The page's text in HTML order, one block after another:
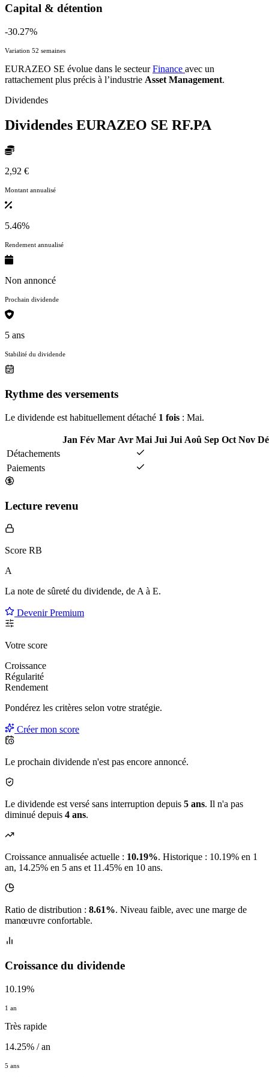
Capital & détention
-30.27%
Variation 52 semaines
EURAZEO SE évolue dans le secteurFinance avec un
rattachement plus précis à l’industrie Asset Management.
Dividendes
Dividendes EURAZEO SE RF.PA
2,92 €
Montant annualisé
5.46%
Rendement annualisé
Non annoncé
Prochain dividende
5 ans
Stabilité du dividende
Rythme des versements
Le dividende est habituellement détaché 1 fois : Mai.
Jan Fév Mar Avr Mai Jui Jui Aoû Sep Oct Nov
Détachements
Paiements
Lecture revenu
Score RB
A
La note de sûreté du dividende, de A à E.
Devenir Premium
Votre score
Croissance
Régularité
Rendement
Pondérez les critères selon votre stratégie.
Créer mon score
Le prochain dividende n'est pas encore annoncé.
Le dividende est versé sans interruption depuis 5 ans. Il n'a pas
diminué depuis 4 ans.
Croissance annualisée actuelle : 10.19%. Historique : 10.19% en 1
an, 14.25% en 5 ans et 11.45% en 10 ans.
Ratio de distribution : 8.61%. Niveau faible, avec une marge de
manœuvre confortable.
Croissance du dividende
10.19%
1 an
Très rapide
14.25% / an
5 ans